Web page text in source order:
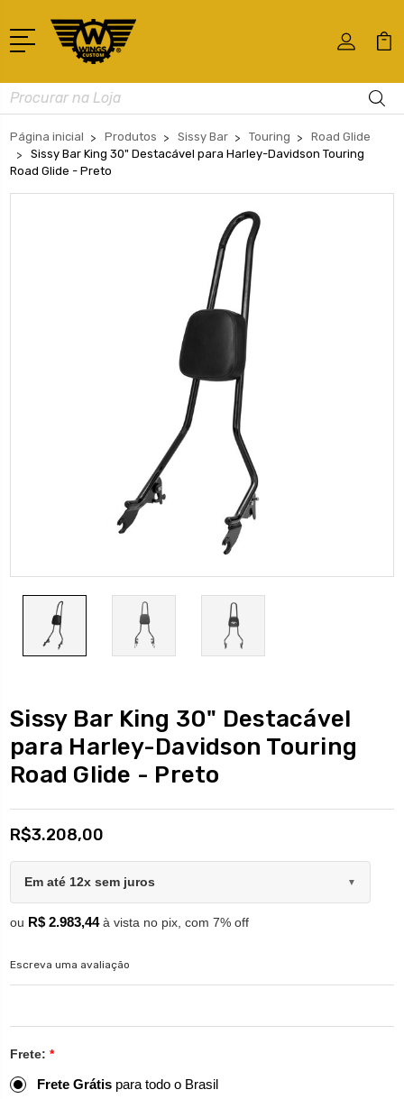
Busca
Página inicial Produtos Sissy Bar Touring
Road Glide
Sissy Bar King 30" Destacável para Harley-Davidson Touring
Road Glide - Preto
Sissy Bar King 30" Destacável
para Harley-Davidson Touring
Road Glide - Preto
R$3.208,00
Em até 12x sem juros ▼
ou R$ 2.983,44à vista no pix, com 7% off
Escreva uma avaliação
Frete: *
Frete Grátis para todo o Brasil